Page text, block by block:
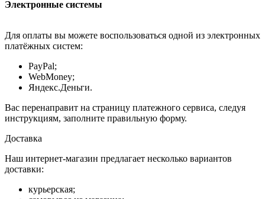
Электронные системы
Для оплаты вы можете воспользоваться одной из электронных
платёжных систем:
PayPal;
WebMoney;
Яндекс.Деньги.
Вас перенаправит на страницу платежного сервиса, следуя
инструкциям, заполните правильную форму.
Доставка
Наш интернет-магазин предлагает несколько вариантов
доставки:
курьерская;